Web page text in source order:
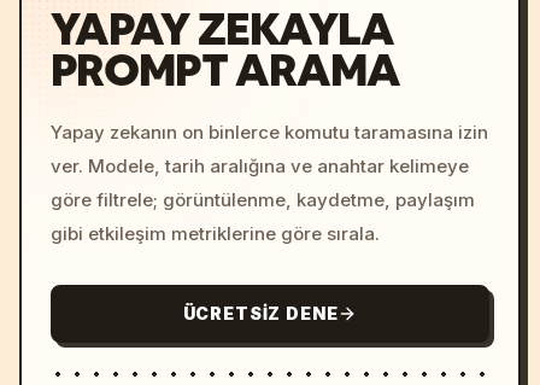
YAPAY ZEKAYLA
PROMPT ARAMA
Yapay zekanın on binlerce komutu taramasına izin
ver. Modele, tarih aralığına ve anahtar kelimeye
göre filtrele; görüntülenme, kaydetme, paylaşım
gibi etkileşim metriklerine göre sırala.
ÜCRETSIZ DENE